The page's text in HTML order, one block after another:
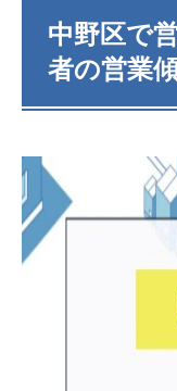
中野区で
者の営業